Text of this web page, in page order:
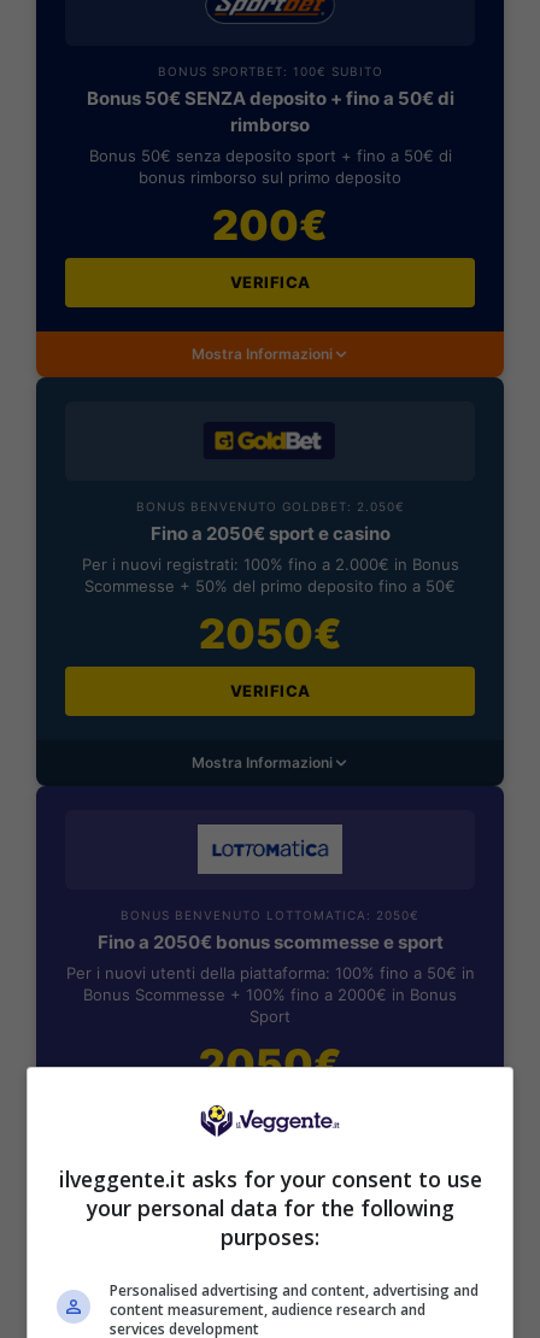
BONUS SPORTBET: 100€ SUBITO
Bonus 50€ SENZA deposito + fino a 50€ di
rimborso
Bonus 50€ senza deposito sport + fino a 50€ di
bonus rimborso sul primo deposito
200€
VERIFICA
Mostra Informazioni
BONUS BENVENUTO GOLDBET: 2.050€
Fino a 2050€ sport e casino
Per i nuovi registrati: 100% fino a 2.000€ in Bonus
Scommesse + 50% del primo deposito fino a 50€
2050€
VERIFICA
Mostra Informazioni
BONUS BENVENUTO LOTTOMATICA: 2050€
Fino a 2050€ bonus scommesse e sport
Per i nuovi utenti della piattaforma: 100% fino a 50€ in
Bonus Scommesse + 100% fino a 2000€ in Bonus
Sport
2050€
VERIFICA
Mostra Informazioni
SNAI
ilveggente.it asks for your consent to use
your personal data for the following
purposes:
Personalised advertising and content, advertising and
content measurement, audience research and
services development